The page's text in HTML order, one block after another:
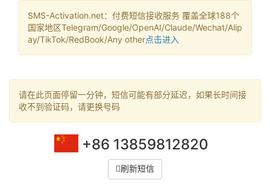
SMS-Activation.net：付费短信接收服务 覆盖全球188个
国家地区Telegram/Google/OpenAI/Claude/Wechat/Alip
ay/TikTok/RedBook/Any other点击进入
请在此页面停留一分钟，短信可能有部分延迟，如果长时间接
收不到验证码，请更换号码
+86 13859812820
刷新短信